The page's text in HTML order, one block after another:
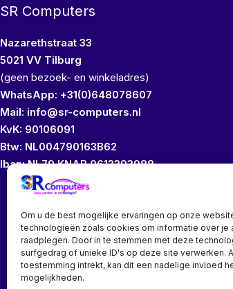
Om u de best mogelijke ervaringen op onze
technologieën zoals cookies om informatie over je
raadplegen. Door in te stemmen met deze
surfgedrag of unieke ID's op deze site verwerken.
toestemming intrekt, kan dit een nadelige invloed
mogelijkheden.
SR Computers
Nazarethstraat 33
5021 VV Tilburg
(geen bezoek- en winkeladres)
WhatsApp: +31(0)648078607
Mail: info@sr-computers.nl
KvK: 90106091
Btw: NL004790163B62
Iban: NL79 KNAB 0613393988